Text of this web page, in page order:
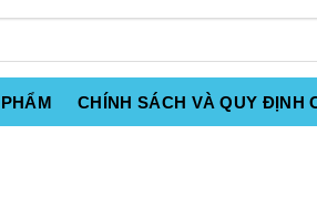
CHÍNH SÁCH VÀ QUY ĐỊNH